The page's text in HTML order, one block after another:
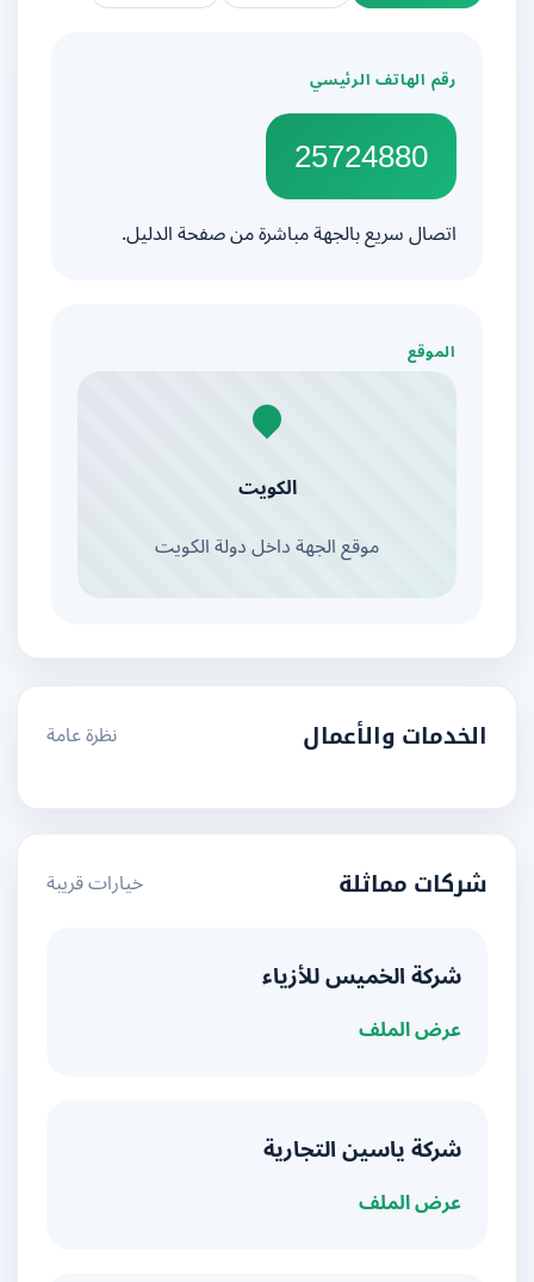
رقم الهاتف الرئيسي
25724880
اتصال سريع بالجهة مباشرة من صفحة الدليل.
الموقع
الكويت
موقع الجهة داخل دولة الكويت
الخدمات والأعمال نظرة عامة
شركات مماثلة خيارات قريبة
شركة الخميس للأزياء
عرض الملف
شركة ياسين التجارية
عرض الملف